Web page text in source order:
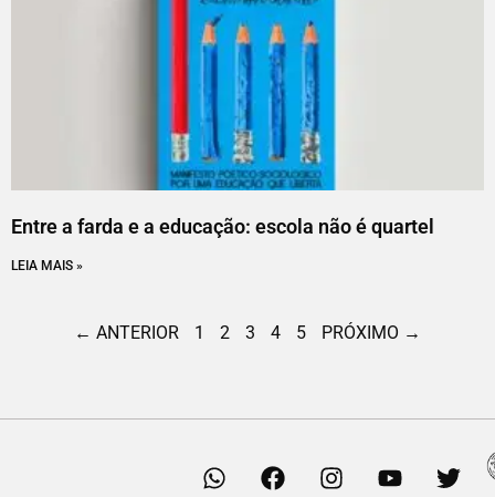
Entre a farda e a educação: escola não é quartel
LEIA MAIS »
← ANTERIOR 1 2 3 4 5 PRÓXIMO →